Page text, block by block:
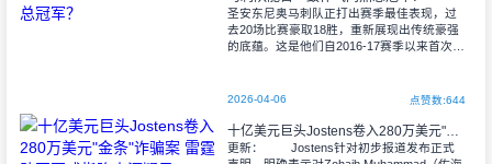
圣安东尼奥马刺队正打出赛季最佳表现，过
去20场比赛豪取18胜，重新展现出传统豪强
的底蕴。这是他们自2016-17赛季以来首次重
2026-04-06 点赞数:644
十亿美元巨头Jostens卷入280万美元"金条"诈骗案 雷霆队冠军戒指陷来源疑云
更新： Jostens针对初步报道发布正式